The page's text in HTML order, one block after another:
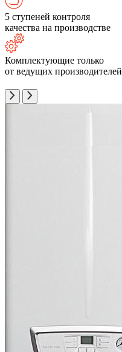
5 ступеней контроля
качества на производстве
Комплектующие только
от ведущих производителей